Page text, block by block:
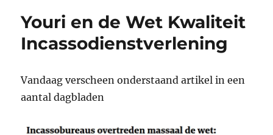
Youri en de Wet Kwaliteit
Incassodienstverlening
Vandaag verscheen onderstaand artikel in een
aantal dagbladen